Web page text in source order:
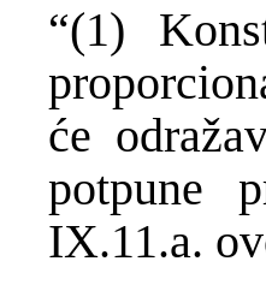
“(1)
će
potpune
IX.11.a.